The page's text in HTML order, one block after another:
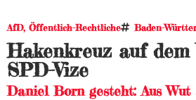
AfD, Öffentlich-Rechtliche Baden-
Hakenkreuz auf
SPD-Vize
Daniel Born gesteht: Aus